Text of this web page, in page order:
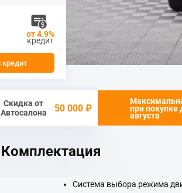
от 4.9%
кредит
Купить в кредит
Скидка от
Автосалона
50 000 ₽
при покупке
августа
Комплектация
Система выбора режима